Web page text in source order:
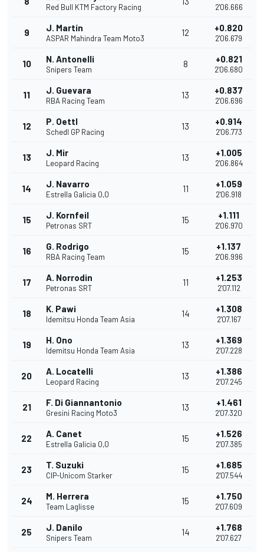
Red Bull KTM Factory Racing 2'06.666
9 J. Martín
ASPAR Mahindra Team Moto3
12 +0.820
2'06.679
10 N. Antonelli
Snipers Team
8 +0.821
2'06.680
11 J. Guevara
RBA Racing Team
13 +0.837
2'06.696
12 P. Oettl
Schedl GP Racing
13 +0.914
2'06.773
13 J. Mir
Leopard Racing
13 +1.005
2'06.864
14 J. Navarro
Estrella Galicia 0,0
11 +1.059
2'06.918
15 J. Kornfeil
Petronas SRT
15 +1.111
2'06.970
16 G. Rodrigo
RBA Racing Team
15 +1.137
2'06.996
17 A. Norrodin
Petronas SRT
11 +1.253
2'07.112
18 K. Pawi
Idemitsu Honda Team Asia
14 +1.308
2'07.167
19 H. Ono
Idemitsu Honda Team Asia
13 +1.369
2'07.228
20 A. Locatelli
Leopard Racing
13 +1.386
2'07.245
21 F. Di Giannantonio
Gresini Racing Moto3
13 +1.461
2'07.320
22 A. Canet
Estrella Galicia 0,0
15 +1.526
2'07.385
23 T. Suzuki
CIP-Unicom Starker
15 +1.685
2'07.544
24 M. Herrera
Team Laglisse
15 +1.750
2'07.609
25 J. Danilo
Snipers Team
14 +1.768
2'07.627